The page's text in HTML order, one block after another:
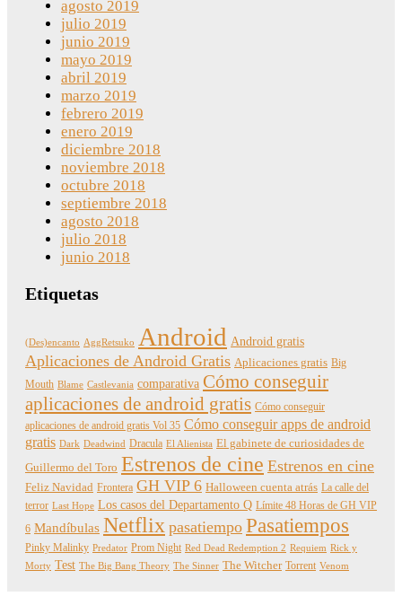
agosto 2019
julio 2019
junio 2019
mayo 2019
abril 2019
marzo 2019
febrero 2019
enero 2019
diciembre 2018
noviembre 2018
octubre 2018
septiembre 2018
agosto 2018
julio 2018
junio 2018
Etiquetas
(Des)encanto AggRetsuko Android Android gratis
Aplicaciones de Android Gratis Aplicaciones gratis Big
Mouth Blame Castlevania comparativa Cómo conseguir
aplicaciones de android gratis Cómo conseguir
aplicaciones de android gratis Vol 35 Cómo conseguir apps de android
gratis Dark Deadwind Dracula El Alienista El gabinete de curiosidades de
Guillermo del Toro Estrenos de cine Estrenos en cine
Feliz Navidad Frontera GH VIP 6 Halloween cuenta atrás La calle del
terror Last Hope Los casos del Departamento Q Límite 48 Horas de GH VIP
6 Mandíbulas Netflix pasatiempo Pasatiempos
Pinky Malinky Predator Prom Night Red Dead Redemption 2 Requiem Rick y
Morty Test The Big Bang Theory The Sinner The Witcher Torrent Venom